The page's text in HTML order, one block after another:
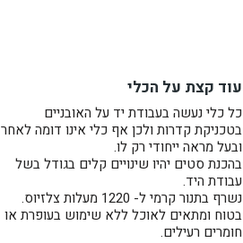
עוד קצת על הכלי
כל כלי נעשה בעבודת יד על האובניים
בטכניקת קדרות ולכן אף כלי אינו דומה לאחר
ובעל מראה ייחודי רק לו.
בהכנת סטים יהיו שינויים קלים בגודל בשל
עבודת היד.
נשרף בתנור קרמי ל- 1220 מעלות צלזיוס.
בטוח ומתאים לאוכל ללא שימוש בעופרת או
חומרים רעילים.